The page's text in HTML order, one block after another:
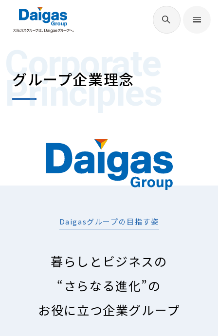
EN / JP
プレスリリース
グループ企業理念
Corporate
Principles
Daigasグループの目指す姿
暮らしとビジネスの
“さらなる進化”の
お役に立つ企業グループ